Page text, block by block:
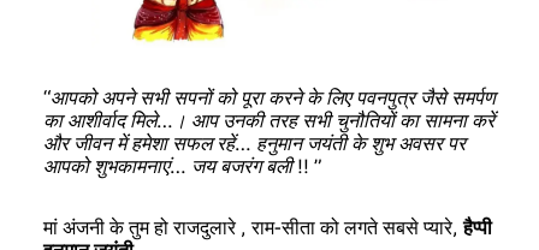
“आपको अपने सभी सपनों को पूरा करने के लिए पवनपुत्र जैसे समर्पण
का आशीर्वाद मिले…। आप उनकी तरह सभी चुनौतियों का सामना करें
और जीवन में हमेशा सफल रहें… हनुमान जयंती के शुभ अवसर पर
आपको शुभकामनाएं… जय बजरंग बली !! ”
मां अंजनी के तुम हो राजदुलारे , राम-सीता को लगते सबसे प्यारे,हैप्पी